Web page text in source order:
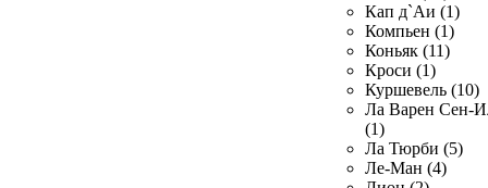
Кап д`Аи (1)
Компьен (1)
Коньяк (11)
Кроси (1)
Куршевель (10)
Ла Варен Сен-
(1)
Ла Тюрби (5)
Ле-Ман (4)